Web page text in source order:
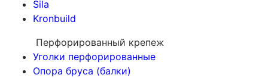
Sila
Kronbuild
Перфорированный крепеж
Уголки перфорированные
Опора бруса (балки)